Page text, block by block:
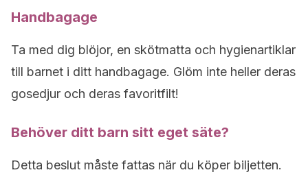
Handbagage
Ta med dig blöjor, en skötmatta och hygienartiklar
till barnet i ditt handbagage. Glöm inte heller deras
gosedjur och deras favoritfilt!
Behöver ditt barn sitt eget säte?
Detta beslut måste fattas när du köper biljetten.